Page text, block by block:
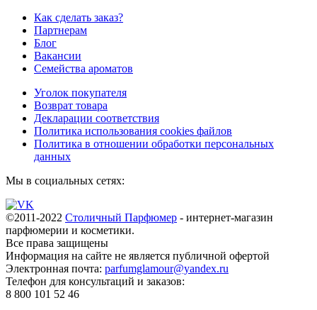
Как сделать заказ?
Партнерам
Блог
Вакансии
Семейства ароматов
Уголок покупателя
Возврат товара
Декларации соответствия
Политика использования cookies файлов
Политика в отношении обработки персональных
данных
Мы в социальных сетях:
©2011-2022 Столичный Парфюмер - интернет-магазин
парфюмерии и косметики.
Все права защищены
Информация на сайте не является публичной офертой
Электронная почта: parfumglamour@yandex.ru
Телефон для консультаций и заказов:
8 800 101 52 46